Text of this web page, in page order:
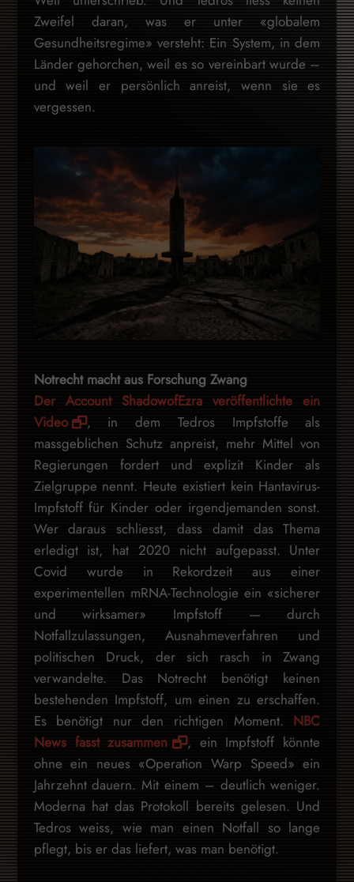
Zweifel daran, was er unter «globalem
Gesundheitsregime» versteht: Ein System, in dem
Länder gehorchen, weil es so vereinbart wurde –
und weil er persönlich anreist, wenn sie es
vergessen.
Notrecht macht aus Forschung Zwang
Der Account ShadowofEzra veröffentlichte ein
Video
, in dem Tedros Impfstoffe als
massgeblichen Schutz anpreist, mehr Mittel von
Regierungen fordert und explizit Kinder als
Zielgruppe nennt. Heute existiert kein Hantavirus-
Impfstoff für Kinder oder irgendjemanden sonst.
Wer daraus schliesst, dass damit das Thema
erledigt ist, hat 2020 nicht aufgepasst. Unter
Covid wurde in Rekordzeit aus einer
experimentellen mRNA-Technologie ein «sicherer
und wirksamer» Impfstoff — durch
Notfallzulassungen, Ausnahmeverfahren und
politischen Druck, der sich rasch in Zwang
verwandelte. Das Notrecht benötigt keinen
bestehenden Impfstoff, um einen zu erschaffen.
Es benötigt nur den richtigen Moment. NBC
News fasst zusammen
, ein Impfstoff könnte
ohne ein neues «Operation Warp Speed» ein
Jahrzehnt dauern. Mit einem – deutlich weniger.
Moderna hat das Protokoll bereits gelesen. Und
Tedros weiss, wie man einen Notfall so lange
pflegt, bis er das liefert, was man benötigt.